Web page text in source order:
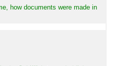
how documents were made in